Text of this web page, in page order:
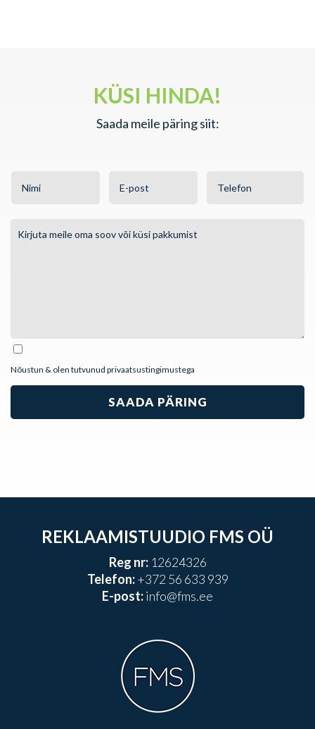
KÜSI HINDA!
Saada meile päring siit:
Nõustun & olen tutvunud privaatsustingimustega
REKLAAMISTUUDIO FMS OÜ
Reg nr:12624326
Telefon:+372 56 633 939
E-post:info@fms.ee